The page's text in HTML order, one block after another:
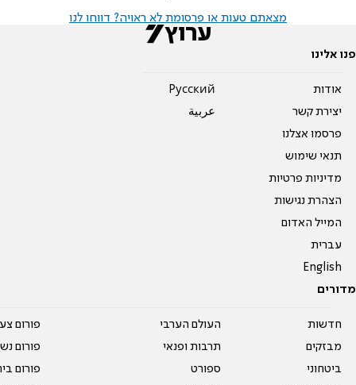
מצאתם טעות או פרסומת לא ראויה? דווחו לנו
פנו אלינו
אודות
יצירת קשר
פרסמו אצלנו
תנאי שימוש
מדיניות פרטיות
הצהרת נגישות
המייל האדום
עברית
English
Pусский
عربية
מדורים
חדשות
מבזקים
ביטחוני
העולם הערבי
תרבות ופנאי
ספורט
פורום
פורום
פורום